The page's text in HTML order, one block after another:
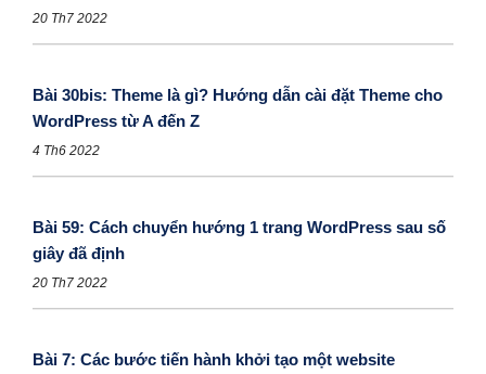
20 Th7 2022
Bài 30bis: Theme là gì? Hướng dẫn cài đặt Theme cho
WordPress từ A đến Z
4 Th6 2022
Bài 59: Cách chuyển hướng 1 trang WordPress sau số
giây đã định
20 Th7 2022
Bài 7: Các bước tiến hành khởi tạo một website